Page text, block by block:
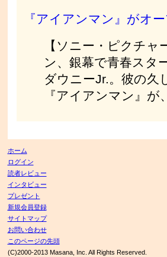
『アイアンマン』がオ
【ソニー・ピクチ
ン、銀幕で青春スタ
ダウニーJr.。彼の久
『アイアンマン』が
ホーム
ログイン
読者レビュー
インタビュー
プレゼント
新規会員登録
サイトマップ
お問い合わせ
このページの先頭
(C)2000-2013 Masana, Inc. All Rights Reserved.